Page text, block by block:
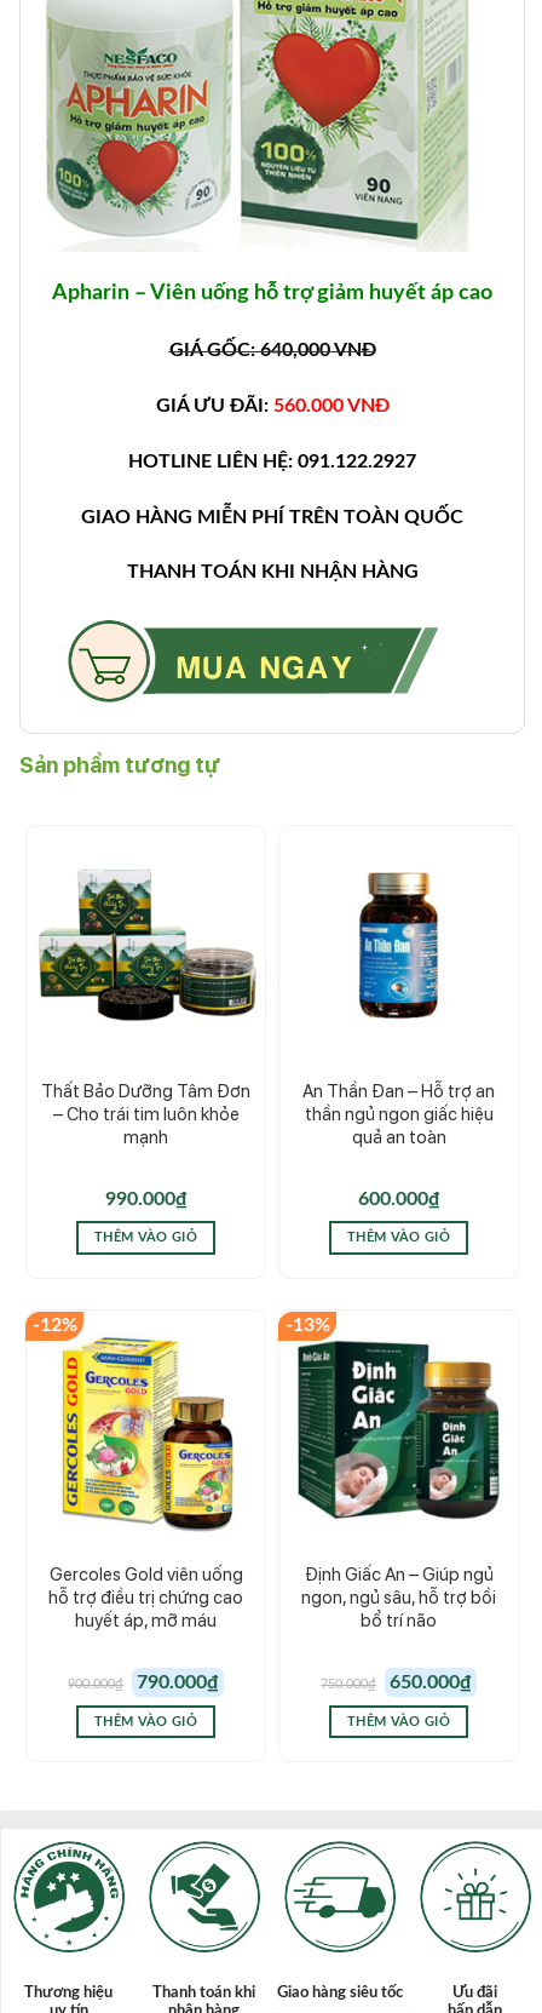
Apharin – Viên uống hỗ trợ giảm huyết áp cao
GIÁ GỐC: 640,000 VNĐ
GIÁ ƯU ĐÃI: 560.000 VNĐ
HOTLINE LIÊN HỆ: 091.122.2927
GIAO HÀNG MIỄN PHÍ TRÊN TOÀN QUỐC
THANH TOÁN KHI NHẬN HÀNG
Sản phẩm tương tự
Thất Bảo Dưỡng Tâm Đơn
– Cho trái tim luôn khỏe
mạnh
990.000₫
THÊM VÀO GIỎ
An Thần Đan – Hỗ trợ an
thần ngủ ngon giấc hiệu
quả an toàn
600.000₫
THÊM VÀO GIỎ
-12%
Gercoles Gold viên uống
hỗ trợ điều trị chứng cao
huyết áp, mỡ máu
900.000₫
Giá
gốc
là:
900.000₫.
790.000₫ hiện
THÊM VÀO GIỎ
-13%
Định Giấc An – Giúp ngủ
ngon, ngủ sâu, hỗ trợ bồi
bổ trí não
750.000₫
Giá
gốc
là:
750.000₫.
650.000₫ hiện
THÊM VÀO GIỎ
Thương hiệu
Thanh toán khi
Giao hàng siêu tốc
Ưu đãi